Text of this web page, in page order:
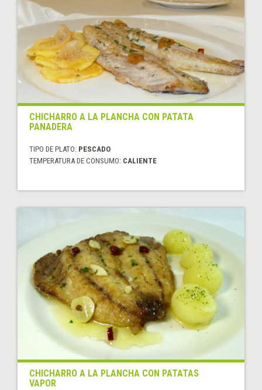
CHICHARRO A LA PLANCHA CON PATATA
PANADERA
TIPO DE PLATO: PESCADO
TEMPERATURA DE CONSUMO: CALIENTE
CHICHARRO A LA PLANCHA CON PATATAS
VAPOR